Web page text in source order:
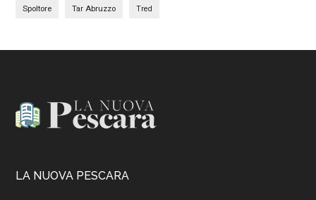
Spoltore Tar Abruzzo Tred
Footer
LA NUOVA PESCARA